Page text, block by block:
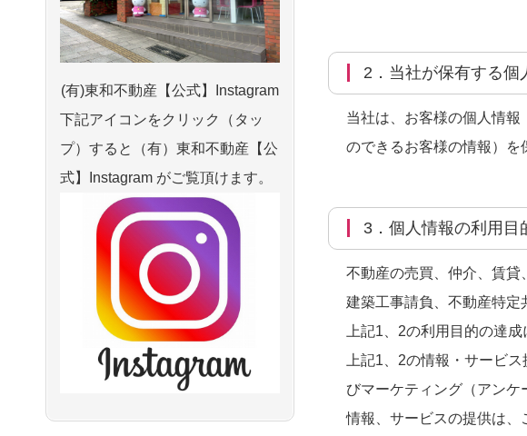
2．当社が保有する
当社は、お客様の個人情
のできるお客様の情報）を
3．個人情報の利用目
不動産の売買、仲介、賃貸
建築工事請負、不動産特定
上記1、2の利用目的の達
上記1、2の情報・サービ
びマーケティング（アンケ
情報、サービスの提供は、
(有)東和不動産【公式】Instagram
下記アイコンをクリック（タッ
プ）すると（有）東和不動産【公
式】Instagram がご覧頂けます。